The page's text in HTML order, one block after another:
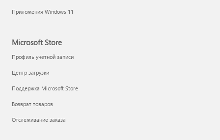
Приложения Windows 11
Microsoft Store
Профиль учетной записи
Центр загрузки
Поддержка Microsoft Store
Возврат товаров
Отслеживание заказа